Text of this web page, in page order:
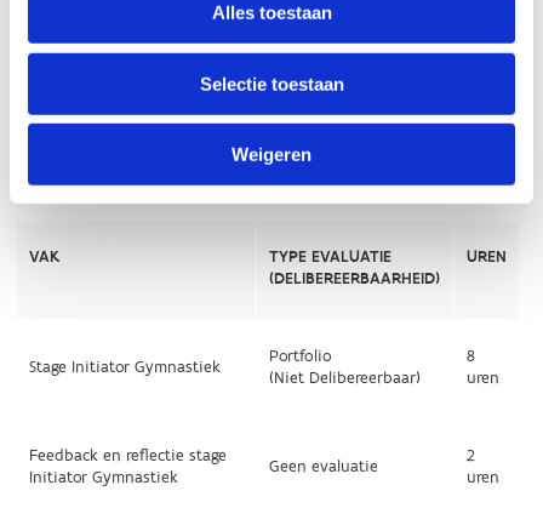
Alles toestaan
Selectie toestaan
Weigeren